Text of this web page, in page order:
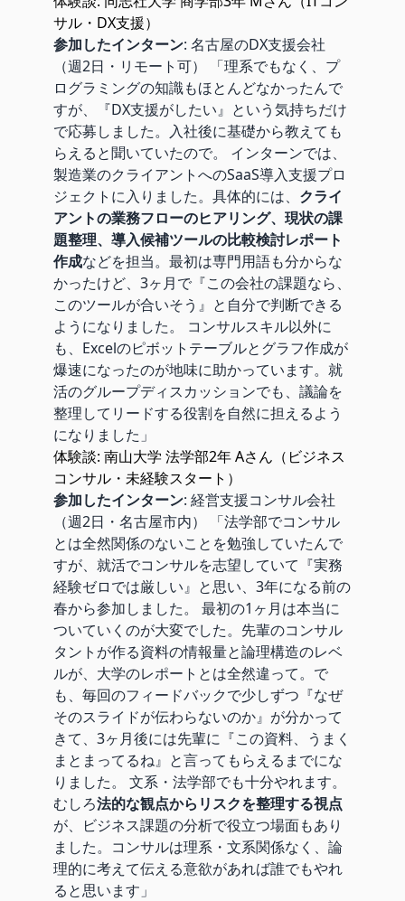
サル・DX支援）
参加したインターン: 名古屋のDX支援会社
（週2日・リモート可） 「理系でもなく、プ
ログラミングの知識もほとんどなかったんで
すが、『DX支援がしたい』という気持ちだけ
で応募しました。入社後に基礎から教えても
らえると聞いていたので。 インターンでは、
製造業のクライアントへのSaaS導入支援プロ
ジェクトに入りました。具体的には、 クライ
アントの業務フローのヒアリング、現状の課
題整理、導入候補ツールの比較検討レポート
作成などを担当。最初は専門用語も分からな
かったけど、3ヶ月で『この会社の課題なら、
このツールが合いそう』と自分で判断できる
ようになりました。 コンサルスキル以外に
も、Excelのピボットテーブルとグラフ作成が
爆速になったのが地味に助かっています。就
活のグループディスカッションでも、議論を
整理してリードする役割を自然に担えるよう
になりました」
体験談: 南山大学 法学部2年 Aさん（ビジネス
コンサル・未経験スタート）
参加したインターン: 経営支援コンサル会社
（週2日・名古屋市内） 「法学部でコンサル
とは全然関係のないことを勉強していたんで
すが、就活でコンサルを志望していて『実務
経験ゼロでは厳しい』と思い、3年になる前の
春から参加しました。 最初の1ヶ月は本当に
ついていくのが大変でした。先輩のコンサル
タントが作る資料の情報量と論理構造のレベ
ルが、大学のレポートとは全然違って。で
も、毎回のフィードバックで少しずつ『なぜ
そのスライドが伝わらないのか』が分かって
きて、3ヶ月後には先輩に『この資料、うまく
まとまってるね』と言ってもらえるまでにな
りました。 文系・法学部でも十分やれます。
むしろ法的な観点からリスクを整理する視点
が、ビジネス課題の分析で役立つ場面もあり
ました。コンサルは理系・文系関係なく、論
理的に考えて伝える意欲があれば誰でもやれ
ると思います」